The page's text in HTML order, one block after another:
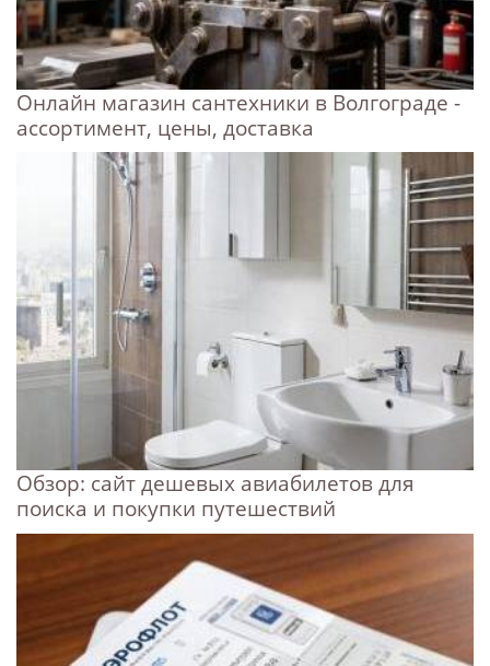
Онлайн магазин сантехники в Волгограде -
ассортимент, цены, доставка
Обзор: сайт дешевых авиабилетов для
поиска и покупки путешествий